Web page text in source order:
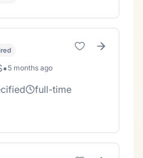
• 5 months ago
full-time